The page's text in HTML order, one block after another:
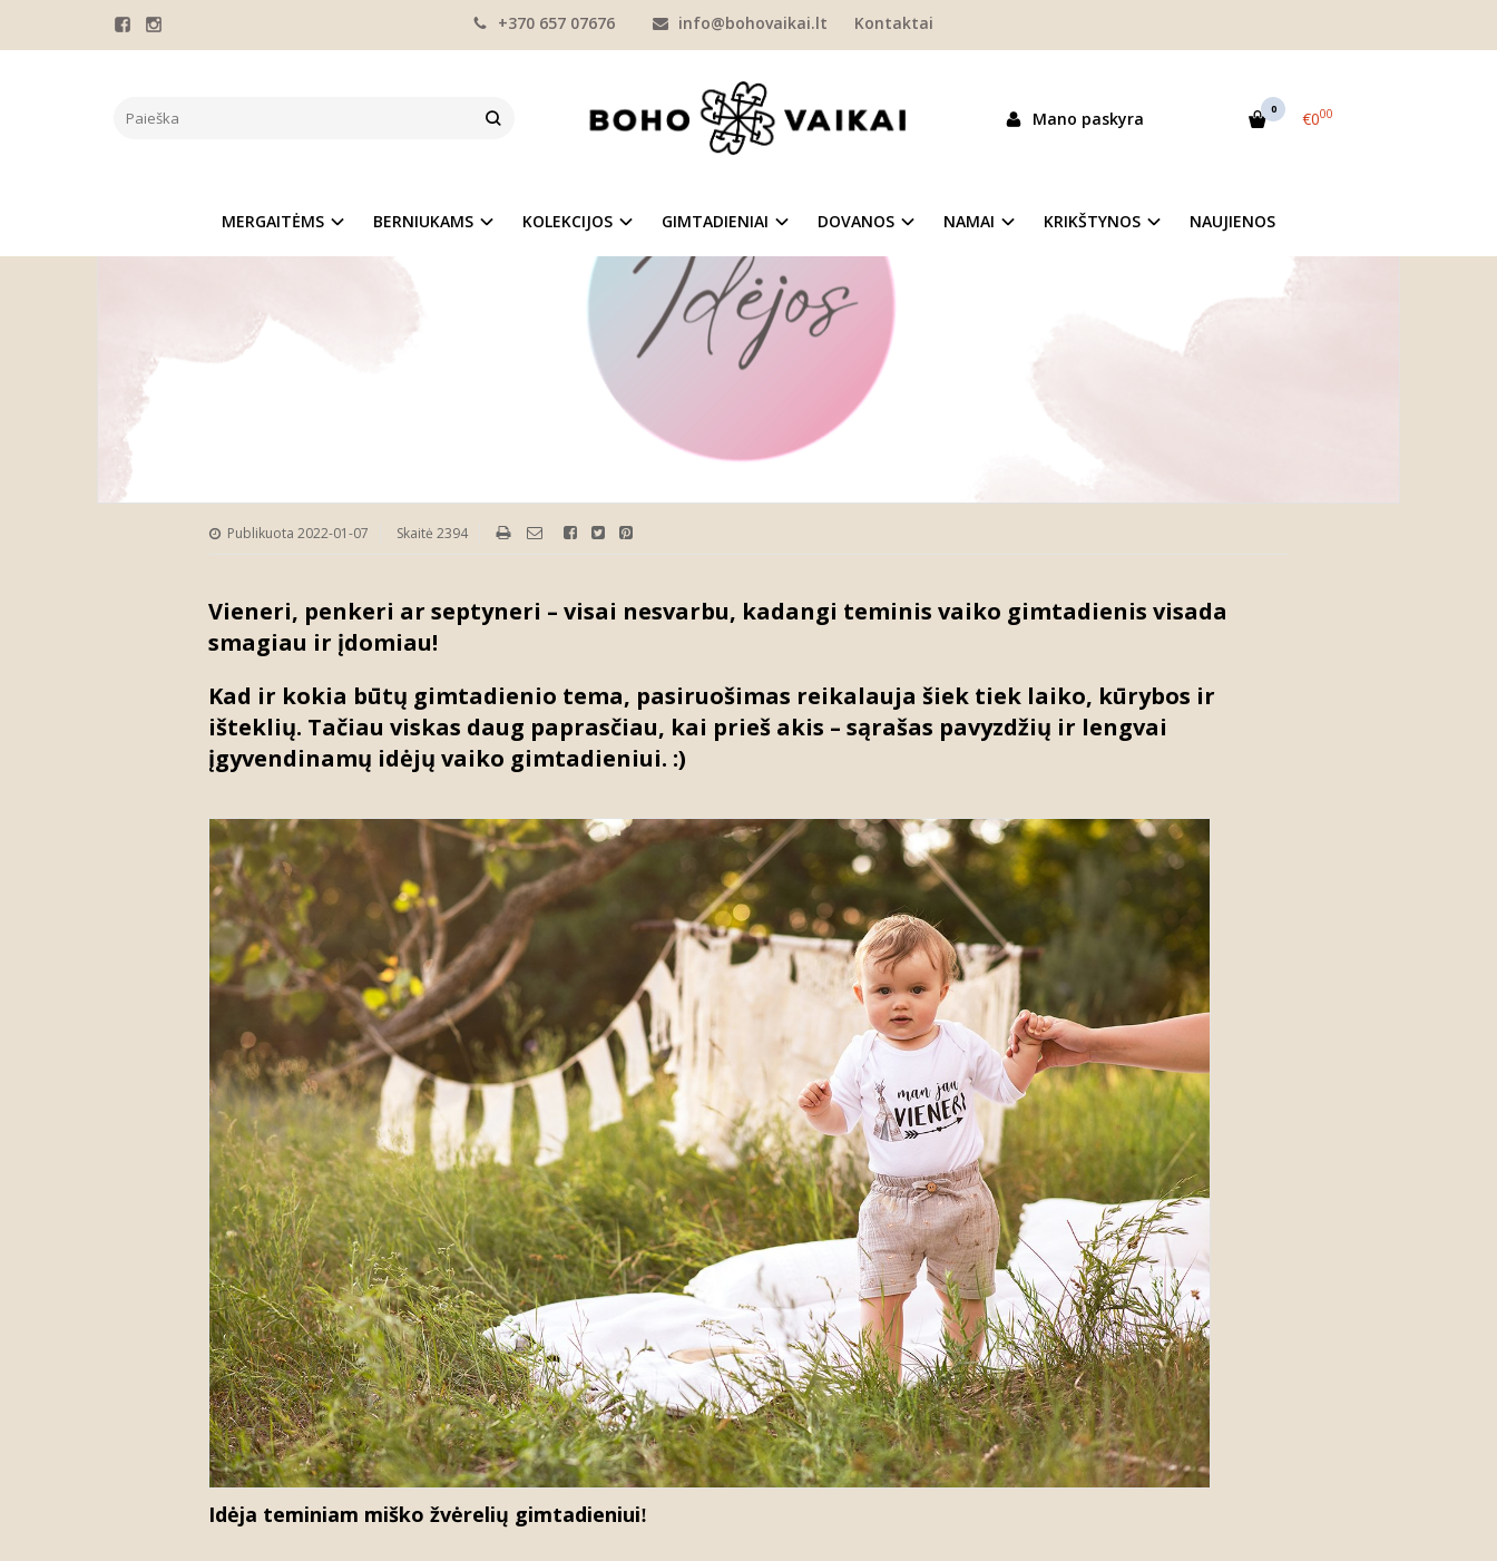
+370 657 07676 info@bohovaikai.lt Kontaktai
Mano paskyra 0 €000
MERGAITĖMS BERNIUKAMS KOLEKCIJOS GIMTADIENIAI DOVANOS NAMAI KRIKŠTYNOS NAUJIENOS
IDĖJOS VAIKŲ GIMTADIENIUI: KAIP KŪRYBIŠKAI SURENGTI TEMINĮ VAIKO
GIMTADIENĮ?
Publikuota 2022-01-07 Skaitė 2394
Vieneri, penkeri ar septyneri – visai nesvarbu, kadangi teminis vaiko gimtadienis visada
smagiau ir įdomiau!
Kad ir kokia būtų gimtadienio tema, pasiruošimas reikalauja šiek tiek laiko, kūrybos ir
išteklių. Tačiau viskas daug paprasčiau, kai prieš akis – sąrašas pavyzdžių ir lengvai
įgyvendinamų idėjų vaiko gimtadieniui. :)
Idėja teminiam miško žvėrelių gimtadieniui!